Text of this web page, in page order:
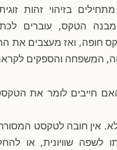
בזיהוי זהות
הטקס, עוברים
חופה, ואז מעצבים את
המשפחה והספקים לקראת
חייבים לומר את
אין חובה לטקסט
לשפה שוויונית, או